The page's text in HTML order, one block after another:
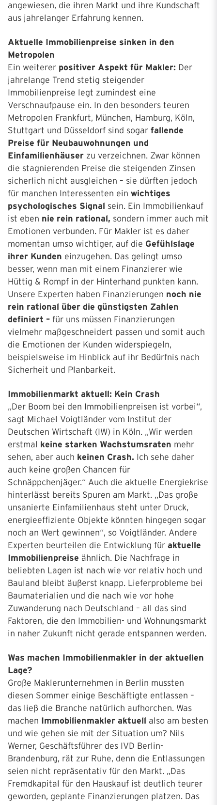
angewiesen, die ihren Markt und ihre Kundschaft
aus jahrelanger Erfahrung kennen.
Aktuelle Immobilienpreise sinken in den
Metropolen
Ein weiterer positiver Aspekt für Makler: Der
jahrelange Trend stetig steigender
Immobilienpreise legt zumindest eine
Verschnaufpause ein. In den besonders teuren
Metropolen Frankfurt, München, Hamburg, Köln,
Stuttgart und Düsseldorf sind sogar fallende
Preise für Neubauwohnungen und
Einfamilienhäuser zu verzeichnen. Zwar können
die stagnierenden Preise die steigenden Zinsen
sicherlich nicht ausgleichen – sie dürften jedoch
für manchen Interessenten ein wichtiges
psychologisches Signal sein. Ein Immobilienkauf
ist eben nie rein rational, sondern immer auch mit
Emotionen verbunden. Für Makler ist es daher
momentan umso wichtiger, auf die Gefühlslage
ihrer Kunden einzugehen. Das gelingt umso
besser, wenn man mit einem Finanzierer wie
Hüttig & Rompf in der Hinterhand punkten kann.
Unsere Experten haben Finanzierungen noch nie
rein rational über die günstigsten Zahlen
definiert – für uns müssen Finanzierungen
vielmehr maßgeschneidert passen und somit auch
die Emotionen der Kunden widerspiegeln,
beispielsweise im Hinblick auf ihr Bedürfnis nach
Sicherheit und Planbarkeit.
Immobilienmarkt aktuell: Kein Crash
„Der Boom bei den Immobilienpreisen ist vorbei“,
sagt Michael Voigtländer vom Institut der
Deutschen Wirtschaft (IW) in Köln. „Wir werden
erstmal keine starken Wachstumsraten mehr
sehen, aber auch keinen Crash. Ich sehe daher
auch keine großen Chancen für
Schnäppchenjäger.“ Auch die aktuelle Energiekrise
hinterlässt bereits Spuren am Markt. „Das große
unsanierte Einfamilienhaus steht unter Druck,
energieeffiziente Objekte könnten hingegen sogar
noch an Wert gewinnen“, so Voigtländer. Andere
Experten beurteilen die Entwicklung für aktuelle
Immobilienpreise ähnlich. Die Nachfrage in
beliebten Lagen ist nach wie vor relativ hoch und
Bauland bleibt äußerst knapp. Lieferprobleme bei
Baumaterialien und die nach wie vor hohe
Zuwanderung nach Deutschland – all das sind
Faktoren, die den Immobilien- und Wohnungsmarkt
in naher Zukunft nicht gerade entspannen werden.
Was machen Immobilienmakler in der aktuellen
Lage?
Große Maklerunternehmen in Berlin mussten
diesen Sommer einige Beschäftigte entlassen –
das ließ die Branche natürlich aufhorchen. Was
machen Immobilienmakler aktuell also am besten
und wie gehen sie mit der Situation um? Nils
Werner, Geschäftsführer des IVD Berlin-
Brandenburg, rät zur Ruhe, denn die Entlassungen
seien nicht repräsentativ für den Markt. „Das
Fremdkapital für den Hauskauf ist deutlich teurer
geworden, geplante Finanzierungen platzen. Das